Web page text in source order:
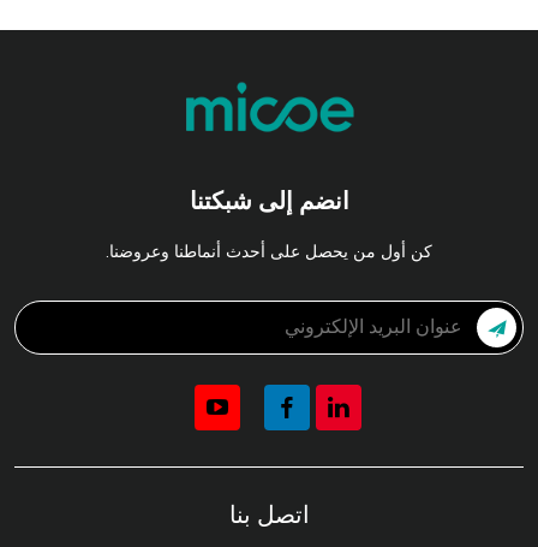
انضم إلى شبكتنا
كن أول من يحصل على أحدث أنماطنا وعروضنا.
اتصل بنا